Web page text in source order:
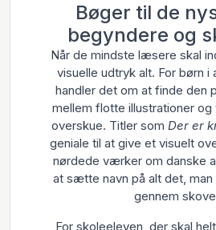
Bøger til de
begyndere og
Når de mindste læsere skal
visuelle udtryk alt. For børn i
handler det om at finde den
mellem flotte illustrationer
overskue. Titler som Der er
geniale til at give et visuelt
nørdede værker om danske
at sætte navn på alt det, man
gennem
For skoleeleven, der skal